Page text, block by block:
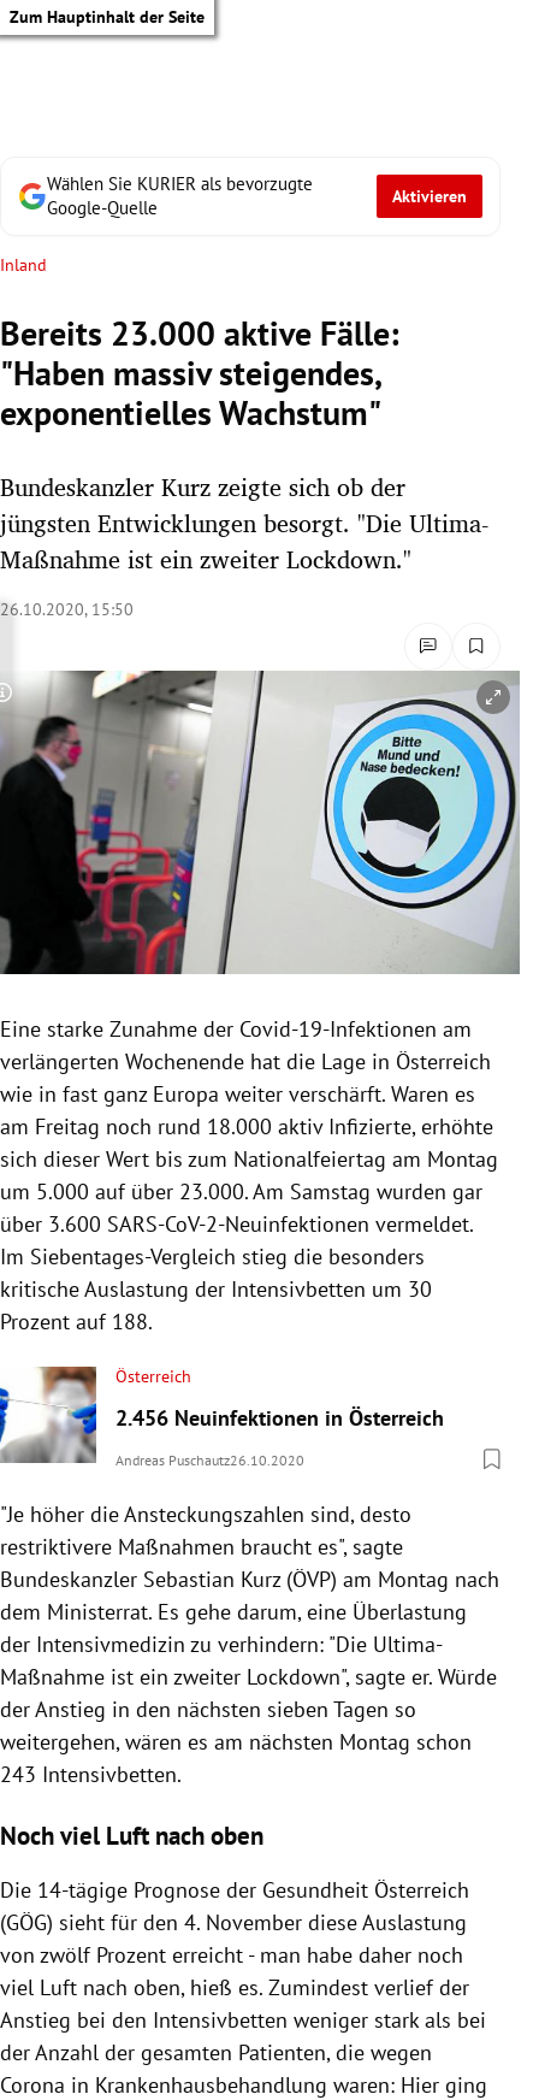
Zum Hauptinhalt der Seite
Untermenü
Untermenü
Untermenü
Untermenü
Untermenü
Untermenü
Untermenü
Untermenü
Untermenü
Wählen Sie KURIER als bevorzugte
Google-Quelle
Aktivieren
Inland
Bereits 23.000 aktive Fälle:
"Haben massiv steigendes,
exponentielles Wachstum"
Bundeskanzler Kurz zeigte sich ob der
jüngsten Entwicklungen besorgt. "Die Ultima-
Maßnahme ist ein zweiter Lockdown."
26.10.2020, 15:50
Copyright-Hinweis öffnen/schließen
Eine starke Zunahme der Covid-19-Infektionen am
verlängerten Wochenende hat die Lage in Österreich
wie in fast ganz Europa weiter verschärft. Waren es
am Freitag noch rund 18.000 aktiv Infizierte, erhöhte
sich dieser Wert bis zum Nationalfeiertag am Montag
um 5.000 auf über 23.000. Am Samstag wurden gar
über 3.600 SARS-CoV-2-Neuinfektionen vermeldet.
Im Siebentages-Vergleich stieg die besonders
kritische Auslastung der Intensivbetten um 30
Prozent auf 188.
Österreich
2.456 Neuinfektionen in Österreich
Andreas Puschautz26.10.2020
"Je höher die Ansteckungszahlen sind, desto
restriktivere Maßnahmen braucht es", sagte
Bundeskanzler Sebastian Kurz (ÖVP) am Montag nach
dem Ministerrat. Es gehe darum, eine Überlastung
der Intensivmedizin zu verhindern: "Die Ultima-
Maßnahme ist ein zweiter Lockdown", sagte er. Würde
der Anstieg in den nächsten sieben Tagen so
weitergehen, wären es am nächsten Montag schon
243 Intensivbetten.
Noch viel Luft nach oben
Die 14-tägige Prognose der Gesundheit Österreich
(GÖG) sieht für den 4. November diese Auslastung
von zwölf Prozent erreicht - man habe daher noch
viel Luft nach oben, hieß es. Zumindest verlief der
Anstieg bei den Intensivbetten weniger stark als bei
der Anzahl der gesamten Patienten, die wegen
Corona in Krankenhausbehandlung waren: Hier ging